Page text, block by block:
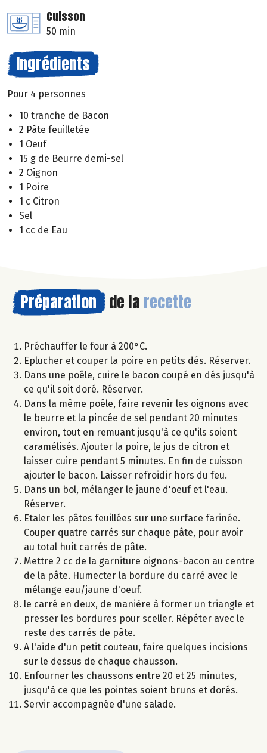
Cuisson
50 min
Ingrédients
Pour 4 personnes
10 tranche de Bacon
2 Pâte feuilletée
1 Oeuf
15 g de Beurre demi-sel
2 Oignon
1 Poire
1 c Citron
Sel
1 cc de Eau
Préparation de la recette
Préchauffer le four à 200°C.
Eplucher et couper la poire en petits dés. Réserver.
Dans une poêle, cuire le bacon coupé en dés jusqu'à
ce qu'il soit doré. Réserver.
Dans la même poêle, faire revenir les oignons avec
le beurre et la pincée de sel pendant 20 minutes
environ, tout en remuant jusqu'à ce qu'ils soient
caramélisés. Ajouter la poire, le jus de citron et
laisser cuire pendant 5 minutes. En fin de cuisson
ajouter le bacon. Laisser refroidir hors du feu.
Dans un bol, mélanger le jaune d'oeuf et l'eau.
Réserver.
Etaler les pâtes feuillées sur une surface farinée.
Couper quatre carrés sur chaque pâte, pour avoir
au total huit carrés de pâte.
Mettre 2 cc de la garniture oignons-bacon au centre
de la pâte. Humecter la bordure du carré avec le
mélange eau/jaune d'oeuf.
le carré en deux, de manière à former un triangle et
presser les bordures pour sceller. Répéter avec le
reste des carrés de pâte.
A l'aide d'un petit couteau, faire quelques incisions
sur le dessus de chaque chausson.
Enfourner les chaussons entre 20 et 25 minutes,
jusqu'à ce que les pointes soient bruns et dorés.
Servir accompagnée d'une salade.